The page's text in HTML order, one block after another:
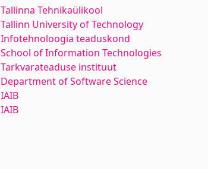
Tallinna Tehnikaülikool
Tallinn University of Technology
Infotehnoloogia teaduskond
School of Information Technologies
Tarkvarateaduse instituut
Department of Software Science
IAIB
IAIB